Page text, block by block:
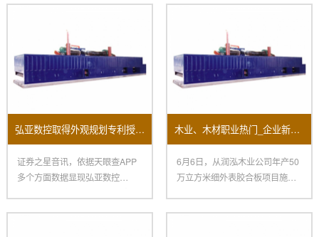
弘亚数控取得外观规划专利授权：“数控四边锯”
证券之星音讯，依据天眼查APP
多个方面数据显现弘亚数控
木业、木材职业热门_企业新闻-木业网
6月6日，从润泓木业公司年产50
万立方米细外表胶合板项目施工